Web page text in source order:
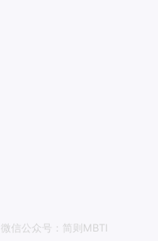
微信公众号：简则MBTI